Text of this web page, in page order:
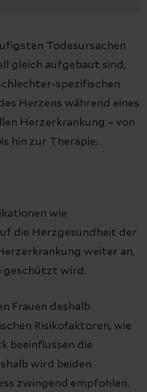
Todesursachen
gleich aufgebaut sind,
spezifischen
Herzens während eines
Herzerkrankung – von
hin zur Therapie.
wie
die Herzgesundheit der
weiter an,
geschützt wird.
Frauen deshalb
Risikofaktoren, wie
beeinflussen die
wird beiden
zwingend empfohlen.